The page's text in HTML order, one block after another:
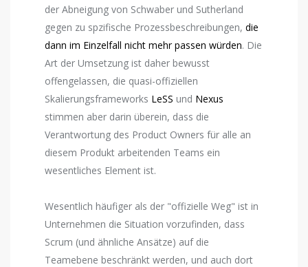
der Abneigung von Schwaber und Sutherland
gegen zu spzifische Prozessbeschreibungen, die
dann im Einzelfall nicht mehr passen würden. Die
Art der Umsetzung ist daher bewusst
offengelassen, die quasi-offiziellen
Skalierungsframeworks LeSS und Nexus
stimmen aber darin überein, dass die
Verantwortung des Product Owners für alle an
diesem Produkt arbeitenden Teams ein
wesentliches Element ist.
Wesentlich häufiger als der "offizielle Weg" ist in
Unternehmen die Situation vorzufinden, dass
Scrum (und ähnliche Ansätze) auf die
Teamebene beschränkt werden, und auch dort